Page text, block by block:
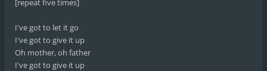
[repeat five times]
I've got to let it go
I've got to give it up
Oh mother, oh father
I've got to give it up